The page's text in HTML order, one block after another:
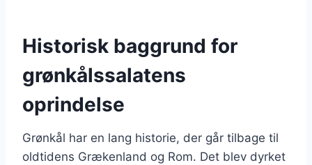
Historisk baggrund for
grønkålssalatens
oprindelse
Grønkål har en lang historie, der går tilbage til
oldtidens Grækenland og Rom. Det blev dyrket